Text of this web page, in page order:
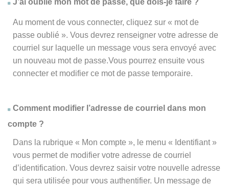
J’ai oublié mon mot de passe, que dois-je faire ?
Au moment de vous connecter, cliquez sur « mot de
passe oublié ». Vous devrez renseigner votre adresse de
courriel sur laquelle un message vous sera envoyé avec
un nouveau mot de passe.Vous pourrez ensuite vous
connecter et modifier ce mot de passe temporaire.
Comment modifier l’adresse de courriel dans mon
compte ?
Dans la rubrique « Mon compte », le menu « Identifiant »
vous permet de modifier votre adresse de courriel
d’identification. Vous devrez saisir votre nouvelle adresse
qui sera utilisée pour vous authentifier. Un message de